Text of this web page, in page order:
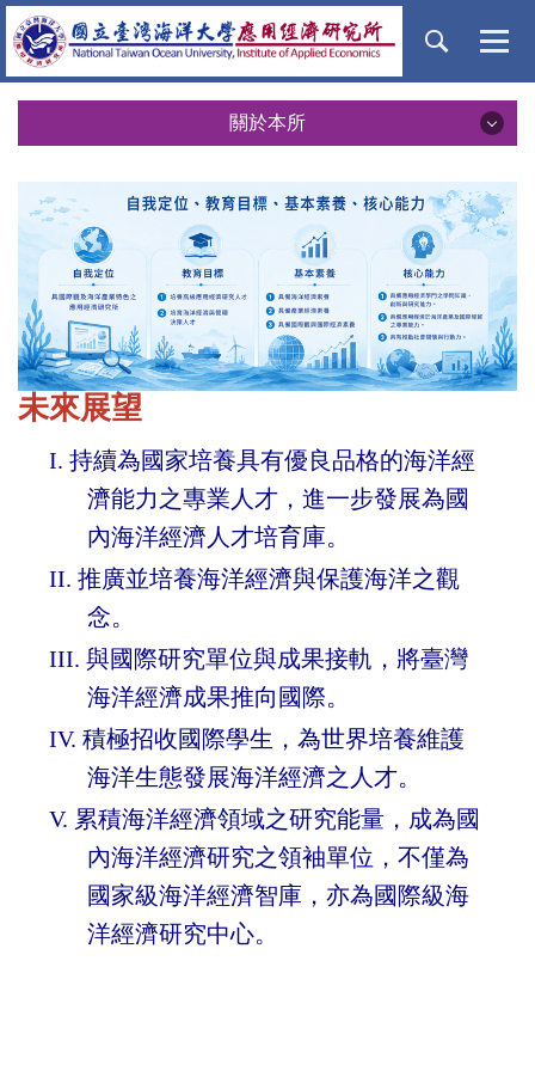
跳
到
主
要
容
關於本所
簡介
本所願景
教育特色
地理位置
未來展望
I. 持續為國家培養具有優良品格的海洋經
濟能力之專業人才，進一步發展為國
內海洋經濟人才培育庫。
II. 推廣並培養海洋經濟與保護海洋之觀
念。
III. 與國際研究單位與成果接軌，將臺灣
海洋經濟成果推向國際。
IV. 積極招收國際學生，為世界培養維護
海洋生態發展海洋經濟之人才。
V. 累積海洋經濟領域之研究能量，成為國
內海洋經濟研究之領袖單位，不僅為
國家級海洋經濟智庫，亦為國際級海
洋經濟研究中心。